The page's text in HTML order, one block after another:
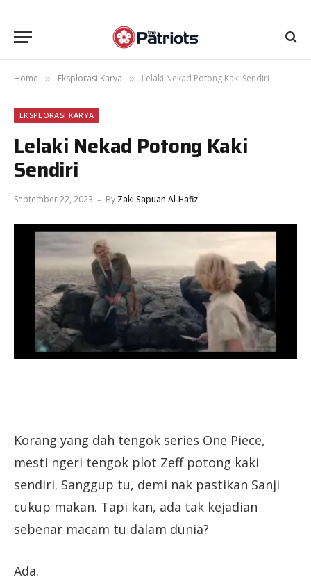
Home » Eksplorasi Karya » Lelaki Nekad Potong Kaki Sendiri
EKSPLORASI KARYA
Lelaki Nekad Potong Kaki
Sendiri
September 22, 2023 By Zaki Sapuan Al-Hafiz
Korang yang dah tengok series One Piece,
mesti ngeri tengok plot Zeff potong kaki
sendiri. Sanggup tu, demi nak pastikan Sanji
cukup makan. Tapi kan, ada tak kejadian
sebenar macam tu dalam dunia?
Ada.